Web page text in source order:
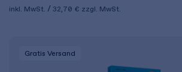
inkl. MwSt. 32,70 € zzgl. MwSt.
Gratis Versand